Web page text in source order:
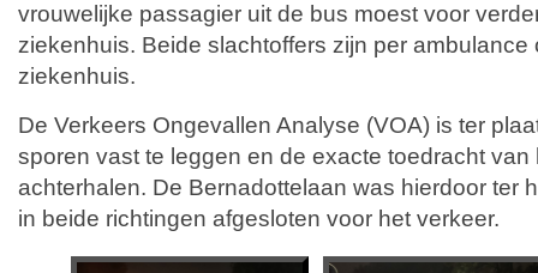
vrouwelijke passagier uit de bus moest voor
ziekenhuis. Beide slachtoffers zijn per
ziekenhuis.
De Verkeers Ongevallen Analyse (VOA) is ter
sporen vast te leggen en de exacte toedracht van
achterhalen. De Bernadottelaan was hierdoor ter
in beide richtingen afgesloten voor het verkeer.